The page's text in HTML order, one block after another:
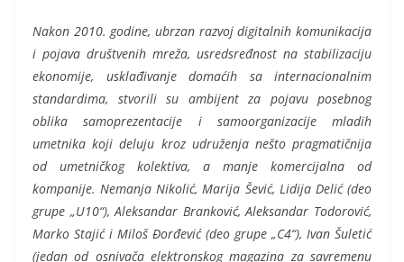
Nakon 2010. godine, ubrzan razvoj digitalnih komunikacija
i pojava društvenih mreža, usredsređnost na stabilizaciju
ekonomije, usklađivanje domaćih sa internacionalnim
standardima, stvorili su ambijent za pojavu posebnog
oblika samoprezentacije i samoorganizacije mladih
umetnika koji deluju kroz udruženja nešto pragmatičnija
od umetničkog kolektiva, a manje komercijalna od
kompanije. Nemanja Nikolić, Marija Šević, Lidija Delić (deo
grupe „U10“), Aleksandar Branković, Aleksandar Todorović,
Marko Stajić i Miloš Đorđević (deo grupe „C4“), Ivan Šuletić
(jedan od osnivača elektronskog magazina za savremenu